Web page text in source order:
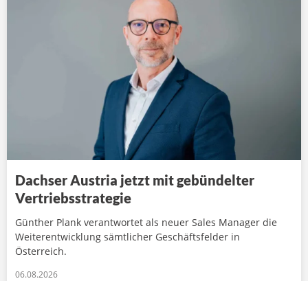
Dachser Austria jetzt mit gebündelter
Vertriebsstrategie
Günther Plank verantwortet als neuer Sales Manager die
Weiterentwicklung sämtlicher Geschäftsfelder in
Österreich.
06.08.2026